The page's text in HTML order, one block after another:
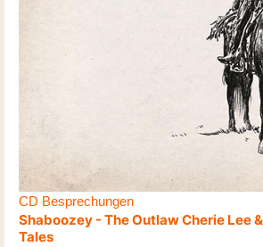
CD Besprechungen
Shaboozey - The Outlaw Cherie Lee
Tales